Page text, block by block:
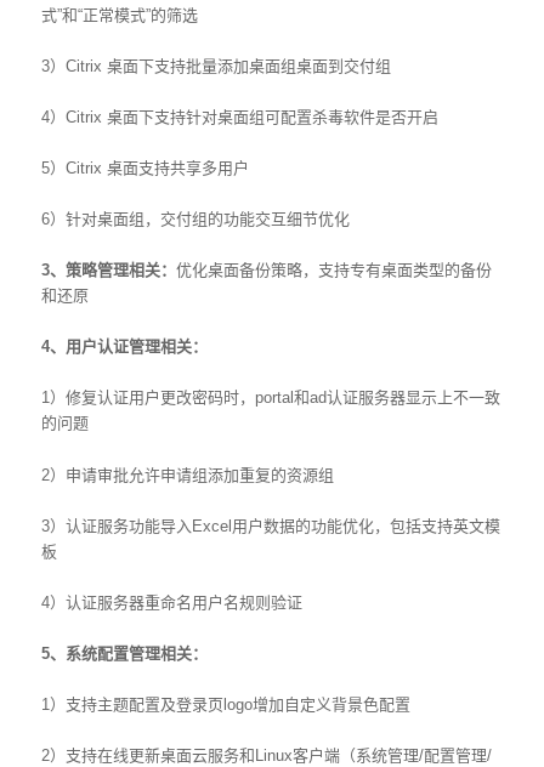
式”和“正常模式”的筛选
3）Citrix 桌面下支持批量添加桌面组桌面到交付组
4）Citrix 桌面下支持针对桌面组可配置杀毒软件是否开启
5）Citrix 桌面支持共享多用户
6）针对桌面组，交付组的功能交互细节优化
3、策略管理相关：优化桌面备份策略，支持专有桌面类型的备份
和还原
4、用户认证管理相关：
1）修复认证用户更改密码时，portal和ad认证服务器显示上不一致
的问题
2）申请审批允许申请组添加重复的资源组
3）认证服务功能导入Excel用户数据的功能优化，包括支持英文模
板
4）认证服务器重命名用户名规则验证
5、系统配置管理相关：
1）支持主题配置及登录页logo增加自定义背景色配置
2）支持在线更新桌面云服务和Linux客户端（系统管理/配置管理/